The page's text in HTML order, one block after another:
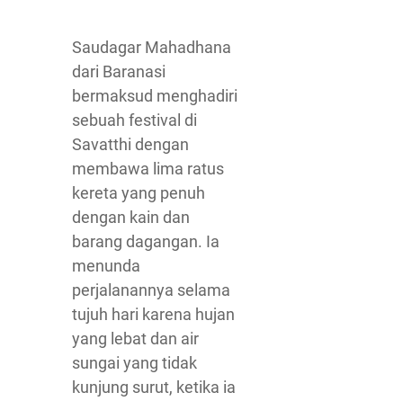
Saudagar Mahadhana
dari Baranasi
bermaksud menghadiri
sebuah festival di
Savatthi dengan
membawa lima ratus
kereta yang penuh
dengan kain dan
barang dagangan. Ia
menunda
perjalanannya selama
tujuh hari karena hujan
yang lebat dan air
sungai yang tidak
kunjung surut, ketika ia